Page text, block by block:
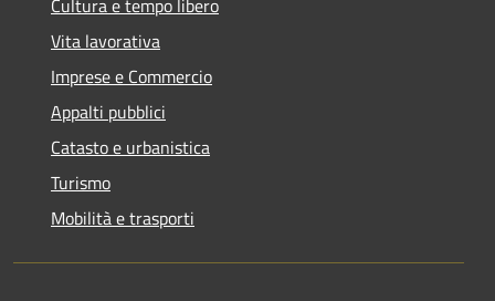
Cultura e tempo libero
Vita lavorativa
Imprese e Commercio
Appalti pubblici
Catasto e urbanistica
Turismo
Mobilità e trasporti